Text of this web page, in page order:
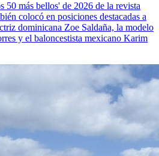
50 más bellos' de 2026 de la revista
colocó en posiciones destacadas a
dominicana Zoe Saldaña, la modelo
y el baloncestista mexicano Karim